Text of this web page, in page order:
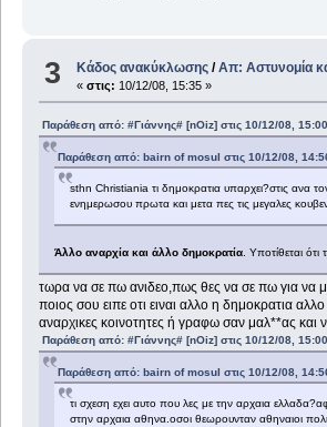
3 Κάδος ανακύκλωσης /Απ: Aστυνομία
«στις: 10/12/08, 15:35 »
Παράθεση από: #Γιάννης# [nOiz] στις 10/12/08, 15:00
Παράθεση από: bairn of mosul στις 10/12/08,
sthn Christiania τι δημοκρατια υπαρχει?στις ανα
ενημερωσου πρωτα και μετα πες τις μεγαλες
Άλλο αναρχία και άλλο δημοκρατία. Υποτίθεται ότι
τωρα να σε πω ανιδεο,πως θες να σε πω για να
ποιος σου ειπε οτι ειναι αλλο η δημοκρατια
αναρχικες κοινοτητες ή γραφω σαν μαλ**ας και
Παράθεση από: #Γιάννης# [nOiz] στις 10/12/08, 15:00
Παράθεση από: bairn of mosul στις 10/12/08,
τι σχεση εχει αυτο που λες με την αρχαια
στην αρχαια αθηνα.οσοι θεωρουνταν αθηναιοι